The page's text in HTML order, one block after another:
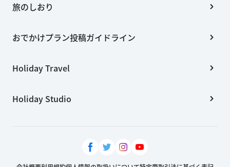
旅のしおり
おでかけプラン投稿ガイドライン
Holiday Travel
Holiday Studio